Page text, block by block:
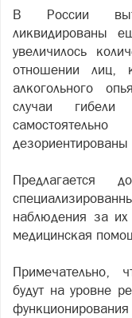
В России
ликвидированы
увеличилось
отношении лиц,
алкогольного
случаи
дезориентированы
Предлагается
наблюдения за
медицинская
Примечательно,
будут на уровне